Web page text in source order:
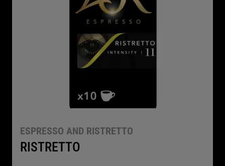
ESPRESSO AND RISTRETTO
RISTRETTO